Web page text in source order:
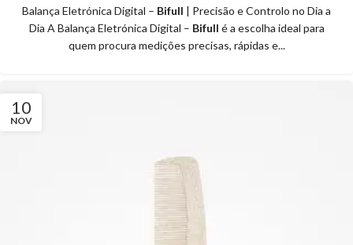
Balança Eletrónica Digital – Bifull | Precisão e Controlo no Dia a
Dia A Balança Eletrónica Digital – Bifull é a escolha ideal para
quem procura medições precisas, rápidas e...
10
NOV